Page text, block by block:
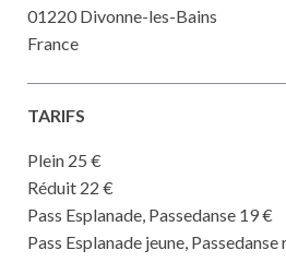
01220 Divonne-les-Bains
France
TARIFS
Plein 25 €
Réduit 22 €
Pass Esplanade, Passedanse 19 €
Pass Esplanade jeune,